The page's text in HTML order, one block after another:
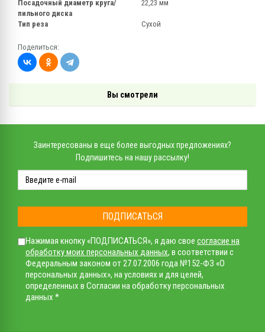
Посадочный диаметр круга/
пильного диска
22,23 мм
Тип реза Сухой
Поделиться:
Вы смотрели
Заинтересованы в еще более выгодных предложениях?
Подпишитесь на нашу рассылку!
ПОДПИСАТЬСЯ
Нажимая кнопку «ПОДПИСАТЬСЯ», я даю свое согласие на
обработку моих персональных данных, в соответствии с
Федеральным законом от 27.07.2006 года №152-ФЗ «О
персональных данных», на условиях и для целей,
определенных в Согласии на обработку персональных
данных *